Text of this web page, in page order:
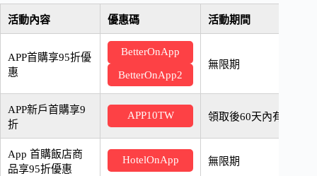
活動內容 優惠碼 活動期間
APP首購享95折優
惠
BetterOnApp
BetterOnApp2
無限期
APP新戶首購享9
折
APP10TW 領取後60天內有效
App 首購飯店商
品享95折優惠
HotelOnApp 無限期